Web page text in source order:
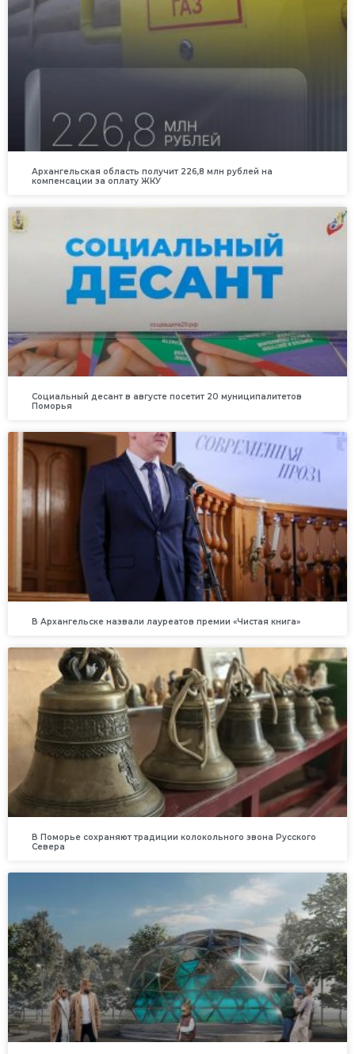
Архангельская область получит 226,8 млн рублей на
компенсации за оплату ЖКУ
Социальный десант в августе посетит 20 муниципалитетов
Поморья
В Архангельске назвали лауреатов премии «Чистая книга»
В Поморье сохраняют традиции колокольного звона Русского
Севера